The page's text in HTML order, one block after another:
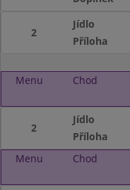
2
Jídlo
Příloha
Menu Chod
2
Jídlo
Příloha
Menu
Chod